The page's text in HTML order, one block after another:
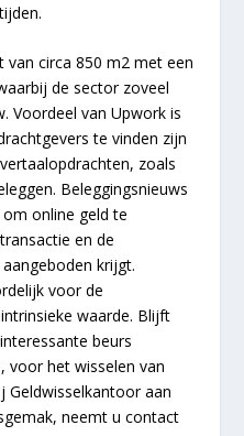
circa 850 m2 met een
de sector zoveel
Voordeel van Upwork is
te vinden zijn
zoals
Beleggingsnieuws
online geld te
en de
krijgt.
voor de
waarde. Blijft
beurs
voor het wisselen van
Geldwisselkantoor aan
neemt u contact